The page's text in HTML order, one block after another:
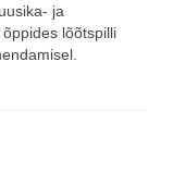
ja
lõõtspilli